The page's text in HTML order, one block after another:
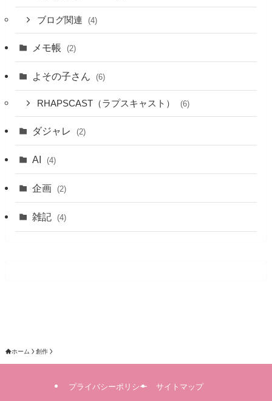
ブログ関連 (4)
メモ帳 (2)
よその子さん (6)
RHAPSCAST（ラプスキャスト） (6)
ダジャレ (2)
AI (4)
企画 (2)
雑記 (4)
ホーム 創作
プライバシーポリシー サイトマップ